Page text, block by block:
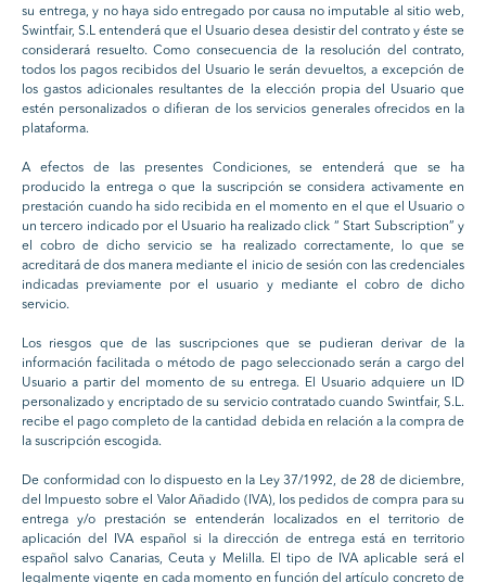
su entrega, y no haya sido entregado por causa no imputable al sitio web,
Swintfair, S.L entenderá que el Usuario desea desistir del contrato y éste se
considerará resuelto. Como consecuencia de la resolución del contrato,
todos los pagos recibidos del Usuario le serán devueltos, a excepción de
los gastos adicionales resultantes de la elección propia del Usuario que
estén personalizados o difieran de los servicios generales ofrecidos en la
plataforma.
A efectos de las presentes Condiciones, se entenderá que se ha
producido la entrega o que la suscripción se considera activamente en
prestación cuando ha sido recibida en el momento en el que el Usuario o
un tercero indicado por el Usuario ha realizado click “ Start Subscription” y
el cobro de dicho servicio se ha realizado correctamente, lo que se
acreditará de dos manera mediante el inicio de sesión con las credenciales
indicadas previamente por el usuario y mediante el cobro de dicho
servicio.
Los riesgos que de las suscripciones que se pudieran derivar de la
información facilitada o método de pago seleccionado serán a cargo del
Usuario a partir del momento de su entrega. El Usuario adquiere un ID
personalizado y encriptado de su servicio contratado cuando Swintfair, S.L.
recibe el pago completo de la cantidad debida en relación a la compra de
la suscripción escogida.
De conformidad con lo dispuesto en la Ley 37/1992, de 28 de diciembre,
del Impuesto sobre el Valor Añadido (IVA), los pedidos de compra para su
entrega y/o prestación se entenderán localizados en el territorio de
aplicación del IVA español si la dirección de entrega está en territorio
español salvo Canarias, Ceuta y Melilla. El tipo de IVA aplicable será el
legalmente vigente en cada momento en función del artículo concreto de